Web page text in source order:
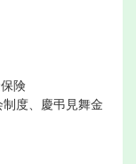
険
度、慶弔見舞金